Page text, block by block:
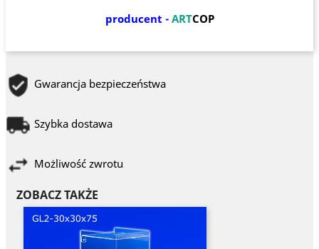
producent - ARTCOP
Gwarancja bezpieczeństwa
Szybka dostawa
Możliwość zwrotu
ZOBACZ TAKŻE